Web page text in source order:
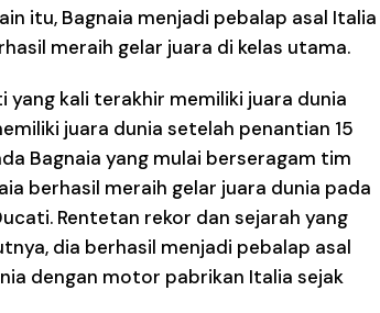
itu, Bagnaia menjadi pebalap asal Italia
meraih gelar juara di kelas utama.
yang kali terakhir memiliki juara dunia
juara dunia setelah penantian 15
Bagnaia yang mulai berseragam tim
berhasil meraih gelar juara dunia pada
Rentetan rekor dan sejarah yang
dia berhasil menjadi pebalap asal
dengan motor pabrikan Italia sejak